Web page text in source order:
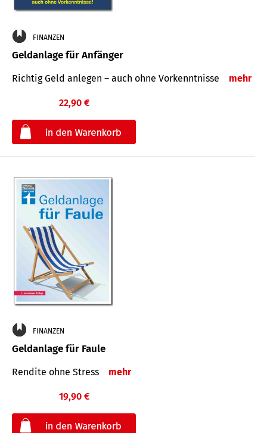
FINANZEN
Geldanlage für Anfänger
Richtig Geld anlegen – auch ohne Vorkenntnisse mehr
22,90 €
FINANZEN
Geldanlage für Faule
Rendite ohne Stress mehr
19,90 €